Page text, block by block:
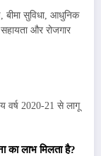
बीमा सुविधा, आधुनिक
और रोजगार
वर्ष 2020-21 से लागू
का लाभ मिलता है?